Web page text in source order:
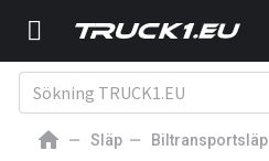
Släp Biltransportsläp